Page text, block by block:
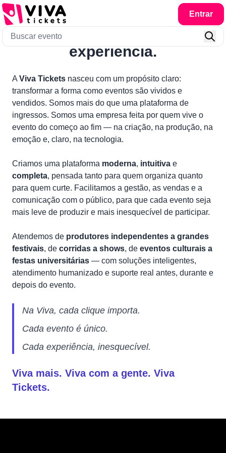
Entrar
A ponte entre a emoção e a
experiência.
A Viva Tickets nasceu com um propósito claro:
transformar a forma como eventos são vividos e
vendidos. Somos mais do que uma plataforma de
ingressos. Somos uma empresa feita por quem vive o
evento do começo ao fim — na criação, na produção, na
emoção e, claro, na tecnologia.
Criamos uma plataforma moderna, intuitiva e
completa, pensada tanto para quem organiza quanto
para quem curte. Facilitamos a gestão, as vendas e a
comunicação com o público, para que cada evento seja
mais leve de produzir e mais inesquecível de participar.
Atendemos de produtores independentes a grandes
festivais, de corridas a shows, de eventos culturais a
festas universitárias — com soluções inteligentes,
atendimento humanizado e suporte real antes, durante e
depois do evento.
Na Viva, cada clique importa.
Cada evento é único.
Cada experiência, inesquecível.
Viva mais. Viva com a gente. Viva
Tickets.